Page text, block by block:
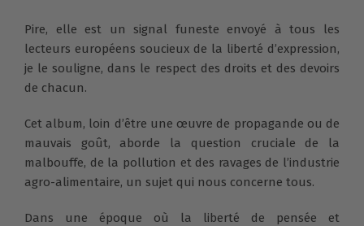
Pire, elle est un signal funeste envoyé à tous les
lecteurs européens soucieux de la liberté d’expression,
je le souligne, dans le respect des droits et des devoirs
de chacun.
Cet album, loin d’être une œuvre de propagande ou de
mauvais goût, aborde la question cruciale de la
malbouffe, de la pollution et des ravages de l’industrie
agro-alimentaire, un sujet qui nous concerne tous.
Dans une époque où la liberté de pensée et